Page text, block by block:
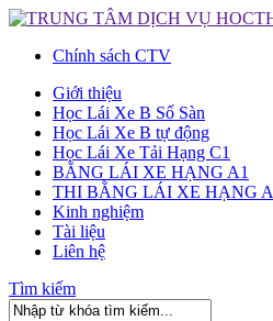
Chính sách CTV
Giới thiệu
Học Lái Xe B Số Sàn
Học Lái Xe B tự động
Học Lái Xe Tải Hạng C1
BẰNG LÁI XE HẠNG A1
THI BẰNG LÁI XE HẠNG A
Kinh nghiệm
Tài liệu
Liên hệ
Tìm kiếm